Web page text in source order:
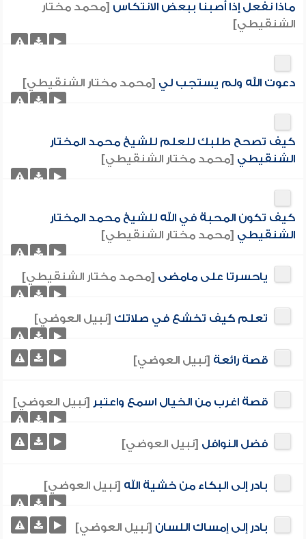
ماذا نفعل إذا أصبنا ببعض الانتكاس [محمد مختار
الشنقيطي]
دعوت الله ولم يستجب لي [محمد مختار الشنقيطي]
كيف تصحح طلبك للعلم للشيخ محمد المختار
الشنقيطي [محمد مختار الشنقيطي]
كيف تكون المحبة في الله للشيخ محمد المختار
الشنقيطي [محمد مختار الشنقيطي]
ياحسرتا على مامضى [محمد مختار الشنقيطي]
تعلم كيف تخشع في صلاتك [نبيل العوضي]
قصة رائعة [نبيل العوضي]
قصة اغرب من الخيال اسمع واعتبر [نبيل العوضي]
فضل النوافل [نبيل العوضي]
بادر إلى البكاء من خشية الله [نبيل العوضي]
بادر إلى إمساك اللسان [نبيل العوضي]